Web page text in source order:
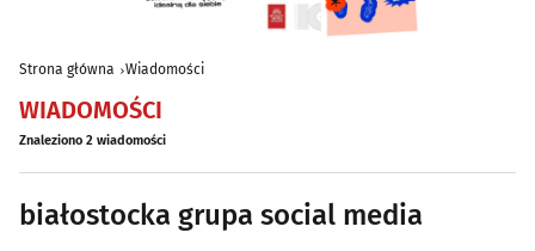
Strona główna Wiadomości
WIADOMOŚCI
Znaleziono 2 wiadomości
białostocka grupa social media